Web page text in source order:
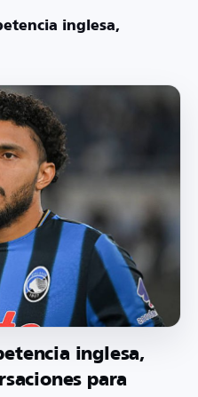
inglesa,
inglesa,
para